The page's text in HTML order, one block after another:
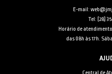
E-mail:
Tel: [28]
Horário de
das 08h às 17h.